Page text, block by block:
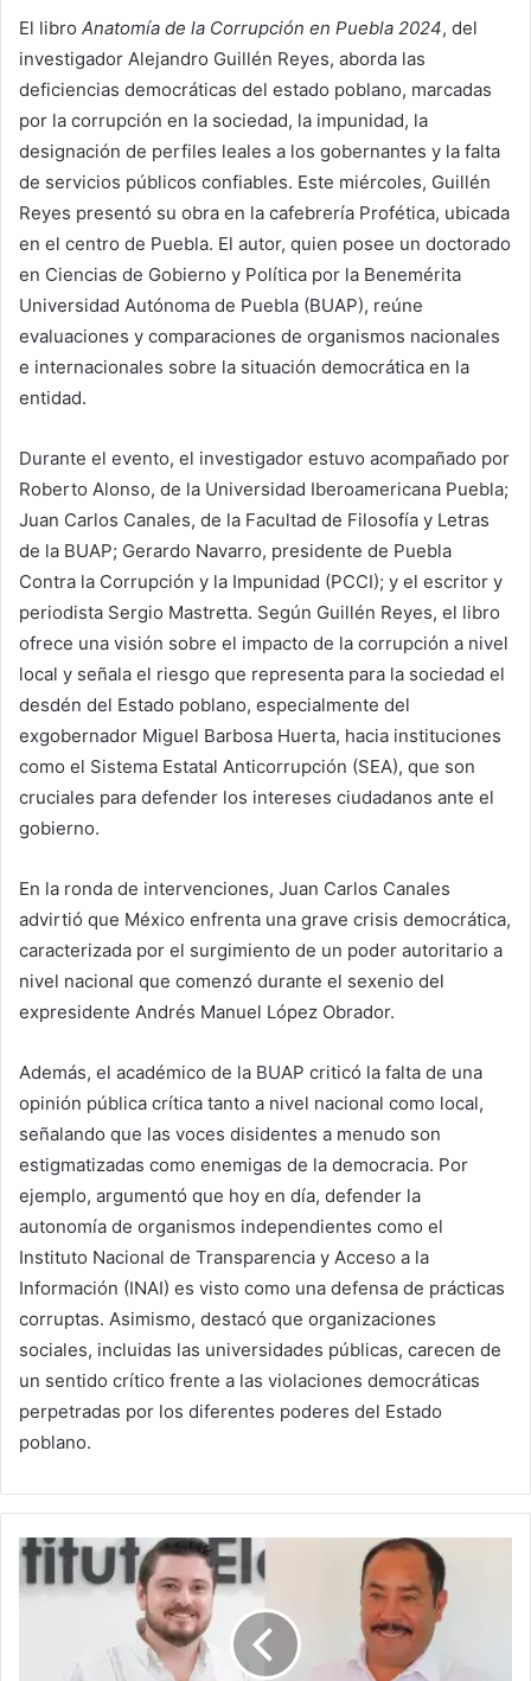
El libro Anatomía de la Corrupción en Puebla 2024, del
investigador Alejandro Guillén Reyes, aborda las
deficiencias democráticas del estado poblano, marcadas
por la corrupción en la sociedad, la impunidad, la
designación de perfiles leales a los gobernantes y la falta
de servicios públicos confiables. Este miércoles, Guillén
Reyes presentó su obra en la cafebrería Profética, ubicada
en el centro de Puebla. El autor, quien posee un doctorado
en Ciencias de Gobierno y Política por la Benemérita
Universidad Autónoma de Puebla (BUAP), reúne
evaluaciones y comparaciones de organismos nacionales
e internacionales sobre la situación democrática en la
entidad.
Durante el evento, el investigador estuvo acompañado por
Roberto Alonso, de la Universidad Iberoamericana Puebla;
Juan Carlos Canales, de la Facultad de Filosofía y Letras
de la BUAP; Gerardo Navarro, presidente de Puebla
Contra la Corrupción y la Impunidad (PCCI); y el escritor y
periodista Sergio Mastretta. Según Guillén Reyes, el libro
ofrece una visión sobre el impacto de la corrupción a nivel
local y señala el riesgo que representa para la sociedad el
desdén del Estado poblano, especialmente del
exgobernador Miguel Barbosa Huerta, hacia instituciones
como el Sistema Estatal Anticorrupción (SEA), que son
cruciales para defender los intereses ciudadanos ante el
gobierno.
En la ronda de intervenciones, Juan Carlos Canales
advirtió que México enfrenta una grave crisis democrática,
caracterizada por el surgimiento de un poder autoritario a
nivel nacional que comenzó durante el sexenio del
expresidente Andrés Manuel López Obrador.
Además, el académico de la BUAP criticó la falta de una
opinión pública crítica tanto a nivel nacional como local,
señalando que las voces disidentes a menudo son
estigmatizadas como enemigas de la democracia. Por
ejemplo, argumentó que hoy en día, defender la
autonomía de organismos independientes como el
Instituto Nacional de Transparencia y Acceso a la
Información (INAI) es visto como una defensa de prácticas
corruptas. Asimismo, destacó que organizaciones
sociales, incluidas las universidades públicas, carecen de
un sentido crítico frente a las violaciones democráticas
perpetradas por los diferentes poderes del Estado
poblano.